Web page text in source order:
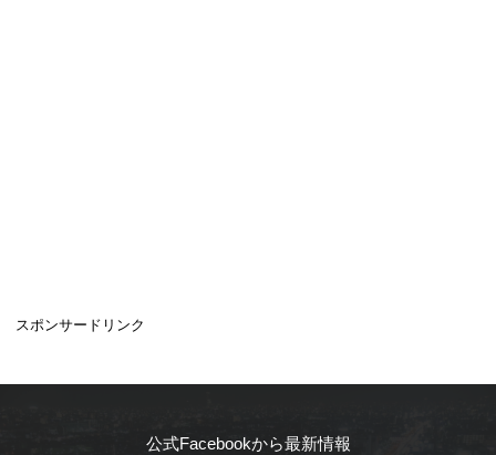
スポンサードリンク
公式Facebookから最新情報